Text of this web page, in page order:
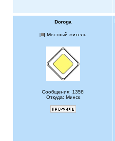
Doroga
[ ] Местный житель
Сообщения: 1358
Откуда: Минск